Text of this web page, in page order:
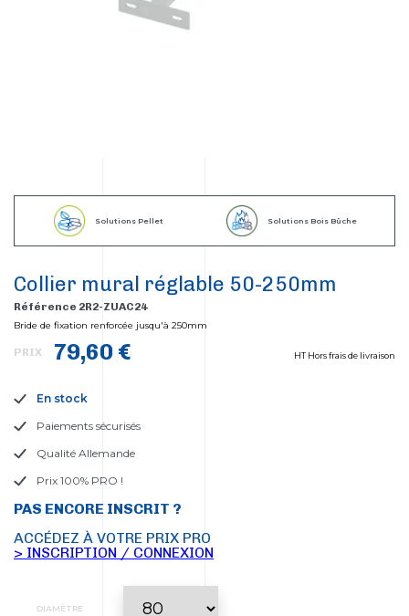
Solutions Pellet Solutions Bois Bûche
Collier mural réglable 50-250mm
Référence 2R2-ZUAC24
Bride de fixation renforcée jusqu'à 250mm
PRIX 79,60 € HT Hors frais de livraison
En stock
Paiements sécurisés
Qualité Allemande
Prix 100% PRO !
PAS ENCORE INSCRIT ?
ACCÉDEZ À VOTRE PRIX PRO
> INSCRIPTION / CONNEXION
DIAMÈTRE